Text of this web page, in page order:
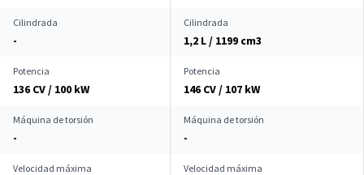
Cilindrada
-
Cilindrada
1,2 L / 1199 cm3
Potencia
136 CV / 100 kW
Potencia
146 CV / 107 kW
Máquina de torsión
-
Máquina de torsión
-
Velocidad máxima Velocidad máxima